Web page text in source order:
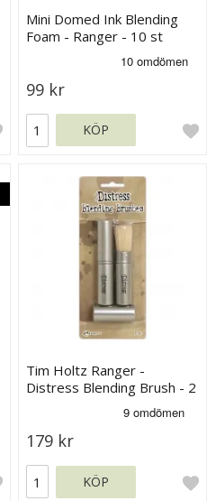
Mini Domed Ink Blending
Foam - Ranger - 10 st
99 kr
KÖP
Tim Holtz Ranger -
Distress Blending Brush - 2
179 kr
KÖP